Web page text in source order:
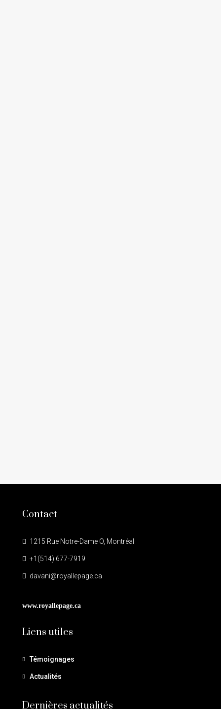
Recherche avancee A vendre
Contact
1215 Rue Notre-Dame O, Montréal
+1(514) 677-7919
davani@royallepage.ca
www.royallepage.ca
Liens utiles
Témoignages
Actualités
Dernières actualités